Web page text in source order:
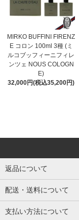
MIRKO BUFFINI FIRENZ
E コロン 100ml 3種 (ミ
ルコブッフィーニフィレ
ンツェ NOUS COLOGN
E)
32,000円(税込35,200円)
返品について
配送・送料について
支払い方法について